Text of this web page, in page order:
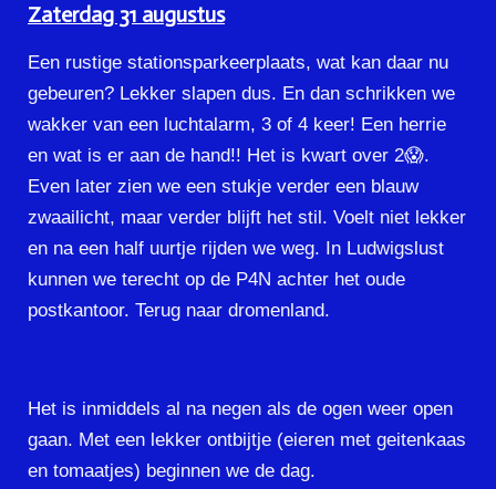
Zaterdag 31 augustus
Een rustige stationsparkeerplaats, wat kan daar nu
gebeuren? Lekker slapen dus. En dan schrikken we
wakker van een luchtalarm, 3 of 4 keer! Een herrie
en wat is er aan de hand!! Het is kwart over 2😱.
Even later zien we een stukje verder een blauw
zwaailicht, maar verder blijft het stil. Voelt niet lekker
en na een half uurtje rijden we weg. In Ludwigslust
kunnen we terecht op de P4N achter het oude
postkantoor. Terug naar dromenland.
Het is inmiddels al na negen als de ogen weer open
gaan. Met een lekker ontbijtje (eieren met geitenkaas
en tomaatjes) beginnen we de dag.